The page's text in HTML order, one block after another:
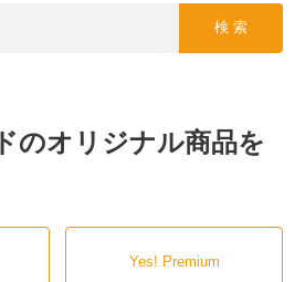
検 索
のオリジナル商品を
Yes! Premium